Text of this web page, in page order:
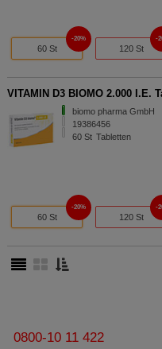
60 St
20%
120 St
VITAMIN D3 BIOMO 2.000 I.E.
biomo pharma GmbH
19386456
60 St Tabletten
60 St
20%
120 St
0800-10 11 422